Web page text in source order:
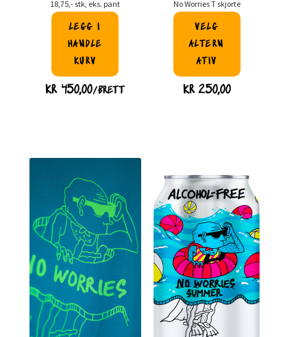
18,75,- stk, eks. pant
LEGG I
HANDLE
KURV
KR 450,00/BRETT
No Worries T skjorte
VELG
ALTERN
ATIV
Dette
Alternativene
kan
velges
på
produktsiden
KR250,00